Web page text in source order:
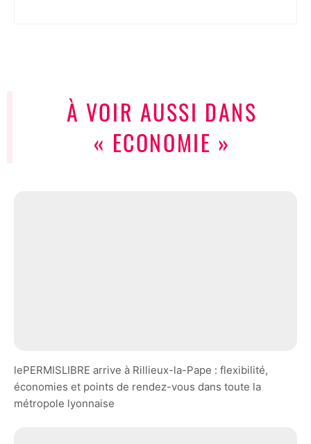
À VOIR AUSSI DANS
« ECONOMIE »
lePERMISLIBRE arrive à Rillieux-la-Pape : flexibilité,
économies et points de rendez-vous dans toute la
métropole lyonnaise